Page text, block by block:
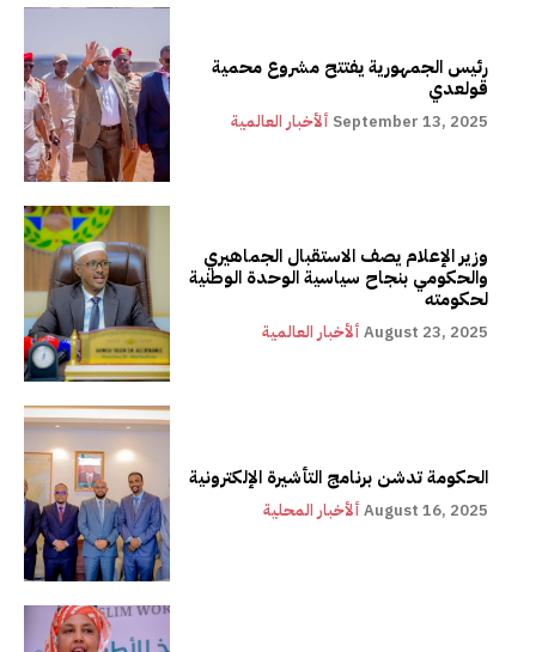
رئيس الجمهورية يفتتح مشروع محمية
قولعدي
ألأخبار العالمية September 13, 2025
وزير الإعلام يصف الاستقبال الجماهيري
والحكومي بنجاح سياسية الوحدة الوطنية
لحكومته
ألأخبار العالمية August 23, 2025
الحكومة تدشن برنامج التأشيرة الإلكترونية
ألأخبار المحلية August 16, 2025